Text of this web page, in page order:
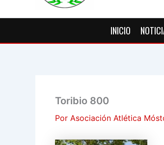
INICIO
Toribio 800
Por Asociación Atlética